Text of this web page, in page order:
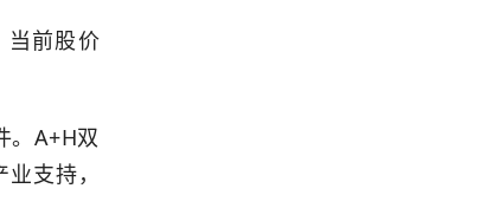
当前股价
。A+H双
支持，